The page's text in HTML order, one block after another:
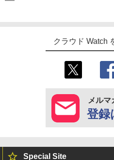
クラウド Watch
メルマ
登録
Special Site